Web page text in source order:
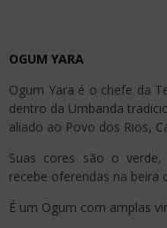
OGUM YARA
Ogum Yara é o chefe da
dentro da Umbanda
aliado ao Povo dos Rios,
Suas cores são o
recebe oferendas na beira
É um Ogum com amplas